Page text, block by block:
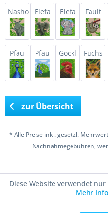
Nasho Elefa Elefa Fault
Pfau Pfau Gockl Fuchs
zur Übersicht
* Alle Preise inkl. gesetzl.
Nachnahmegebühren,
Diese Website verwendet
Mehr